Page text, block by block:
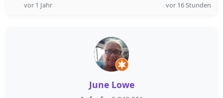
vor 1 Jahr vor 16 Stunden
June Lowe